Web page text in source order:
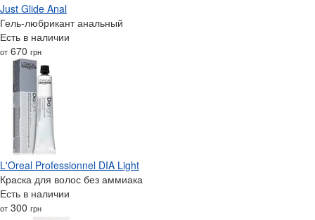
Just Glide Anal
Гель-любрикант анальный
Есть в наличии
от 670 грн
L'Oreal Professionnel DIA Light
Краска для волос без аммиака
Есть в наличии
от 300 грн